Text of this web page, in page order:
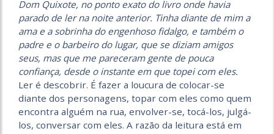
Dom Quixote, no ponto exato do livro onde havia
parado de ler na noite anterior. Tinha diante de mim a
ama e a sobrinha do engenhoso fidalgo, e também o
padre e o barbeiro do lugar, que se diziam amigos
seus, mas que me pareceram gente de pouca
confiança, desde o instante em que topei com eles.
Ler é descobrir. É fazer a loucura de colocar-se
diante dos personagens, topar com eles como quem
encontra alguém na rua, envolver-se, tocá-los, julgá-
los, conversar com eles. A razão da leitura está em